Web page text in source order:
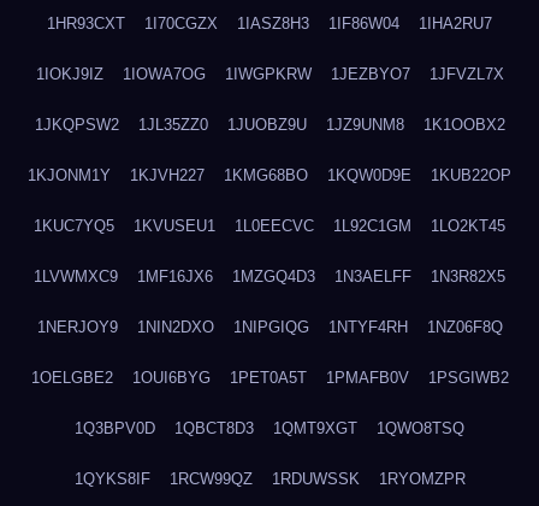
1HR93CXT 1I70CGZX 1IASZ8H3 1IF86W04 1IHA2RU7
1IOKJ9IZ 1IOWA7OG 1IWGPKRW 1JEZBYO7 1JFVZL7X
1JKQPSW2 1JL35ZZ0 1JUOBZ9U 1JZ9UNM8 1K1OOBX2
1KJONM1Y 1KJVH227 1KMG68BO 1KQW0D9E 1KUB22OP
1KUC7YQ5 1KVUSEU1 1L0EECVC 1L92C1GM 1LO2KT45
1LVWMXC9 1MF16JX6 1MZGQ4D3 1N3AELFF 1N3R82X5
1NERJOY9 1NIN2DXO 1NIPGIQG 1NTYF4RH 1NZ06F8Q
1OELGBE2 1OUI6BYG 1PET0A5T 1PMAFB0V 1PSGIWB2
1Q3BPV0D 1QBCT8D3 1QMT9XGT 1QWO8TSQ
1QYKS8IF 1RCW99QZ 1RDUWSSK 1RYOMZPR